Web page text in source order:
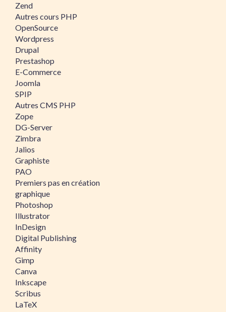
Zend
Autres cours PHP
OpenSource
Wordpress
Drupal
Prestashop
E-Commerce
Joomla
SPIP
Autres CMS PHP
Zope
DG-Server
Zimbra
Jalios
Graphiste
PAO
Premiers pas en création
graphique
Photoshop
Illustrator
InDesign
Digital Publishing
Affinity
Gimp
Canva
Inkscape
Scribus
LaTeX